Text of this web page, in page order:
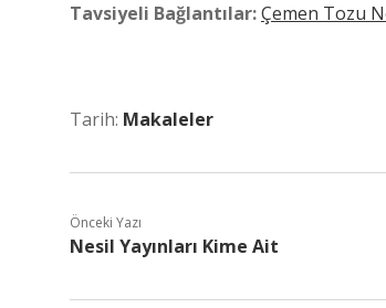
Tavsiyeli Bağlantılar:Çemen Tozu
Tarih: Makaleler
Önceki Yazı
Nesil Yayınları Kime Ait